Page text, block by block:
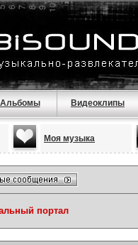
Альбомы Видеоклипы
Моя музыка
портал